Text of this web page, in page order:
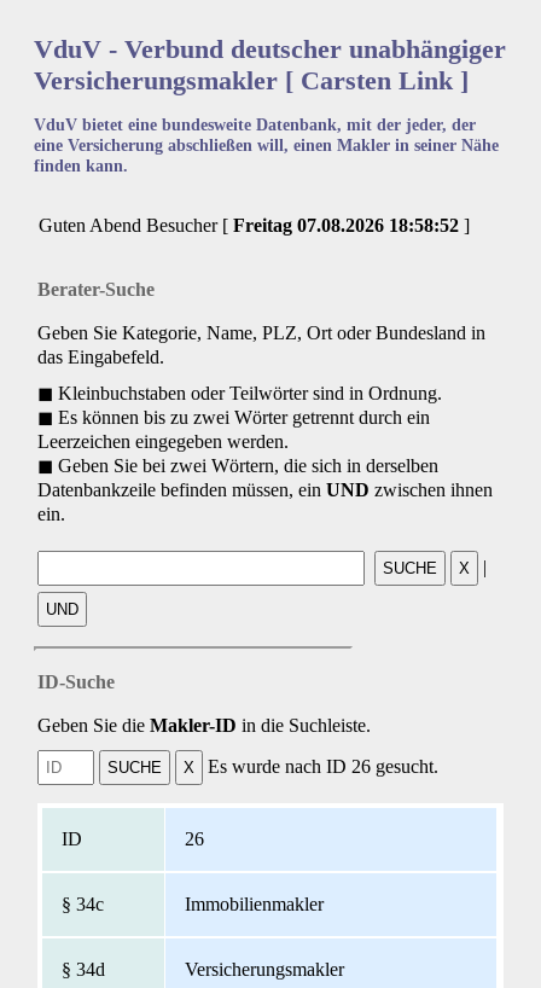
VduV - Verbund deutscher unabhängiger
Versicherungsmakler [ Carsten Link ]
VduV bietet eine bundesweite Datenbank, mit der jeder, der
eine Versicherung abschließen will, einen Makler in seiner Nähe
finden kann.
Guten Abend Besucher [ Freitag 07.08.2026 18:58:52 ]
Berater-Suche
Geben Sie Kategorie, Name, PLZ, Ort oder Bundesland in
das Eingabefeld.
◼ Kleinbuchstaben oder Teilwörter sind in Ordnung.
◼ Es können bis zu zwei Wörter getrennt durch ein
Leerzeichen eingegeben werden.
◼ Geben Sie bei zwei Wörtern, die sich in derselben
Datenbankzeile befinden müssen, ein UND zwischen ihnen
ein.
|
ID-Suche
Geben Sie die Makler-ID in die Suchleiste.
Es wurde nach ID 26 gesucht.
26
Immobilienmakler
Versicherungsmakler